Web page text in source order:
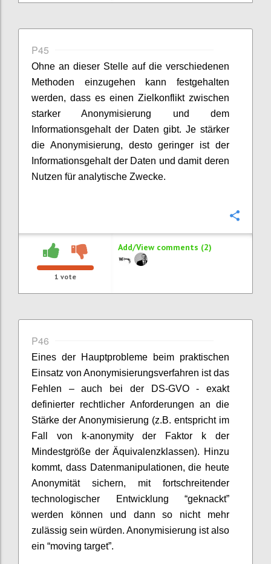
P45
Ohne an dieser Stelle auf die verschiedenen
Methoden einzugehen kann festgehalten
werden, dass es einen Zielkonflikt zwischen
starker Anonymisierung und dem
Informationsgehalt der Daten gibt. Je stärker
die Anonymisierung, desto geringer ist der
Informationsgehalt der Daten und damit deren
Nutzen für analytische Zwecke.
1 vote
Add/View comments (2)
P46
Eines der Hauptprobleme beim praktischen
Einsatz von Anonymisierungsverfahren ist das
Fehlen – auch bei der DS-GVO - exakt
definierter rechtlicher Anforderungen an die
Stärke der Anonymisierung (z.B. entspricht im
Fall von k-anonymity der Faktor k der
Mindestgröße der Äquivalenzklassen). Hinzu
kommt, dass Datenmanipulationen, die heute
Anonymität sichern, mit fortschreitender
technologischer Entwicklung “geknackt”
werden können und dann so nicht mehr
zulässig sein würden. Anonymisierung ist also
ein “moving target”.